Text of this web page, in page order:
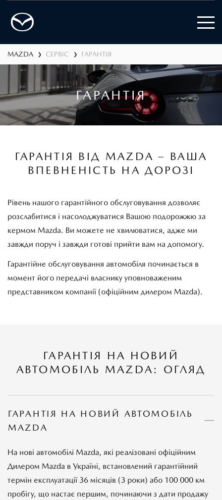
MAZDA ❯ СЕРВІС ❯ ГАРАНТІЯ
ГАРАНТІЯ
ГАРАНТІЯ ВІД MAZDA – ВАША
ВПЕВНЕНІСТЬ НА ДОРОЗІ
Рівень нашого гарантійного обслуговування дозволяє
розслабитися і насолоджуватися Вашою подорожжю за
кермом Mazda. Ви можете не хвилюватися, адже ми
завжди поруч і завжди готові прийти вам на допомогу.
Гарантійне обслуговування автомобіля починається в
момент його передачі власнику уповноваженим
представником компанії (офіційним дилером Mazda).
ГАРАНТІЯ НА НОВИЙ
АВТОМОБІЛЬ MAZDA: ОГЛЯД
ГАРАНТІЯ НА НОВИЙ АВТОМОБІЛЬ
MAZDA
На нові автомобілі Mazda, які реалізовані офіційним
Дилером Mazda в Україні, встановлений гарантійний
термін експлуатації 36 місяців (3 роки) або 100 000 км
пробігу, що настає першим, починаючи з дати продажу